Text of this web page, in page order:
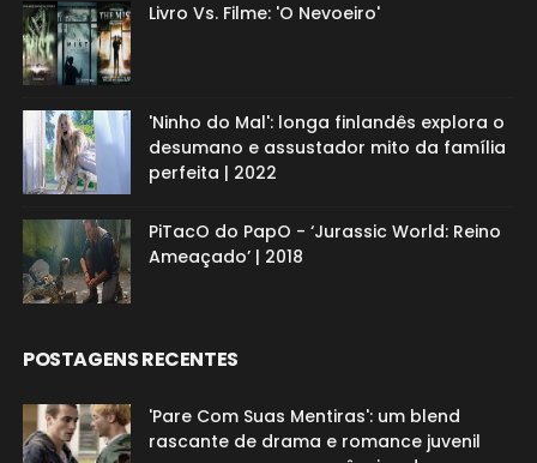
Livro Vs. Filme: 'O Nevoeiro'
'Ninho do Mal': longa finlandês explora o
desumano e assustador mito da família
perfeita | 2022
PiTacO do PapO - ‘Jurassic World: Reino
Ameaçado’ | 2018
POSTAGENS RECENTES
'Pare Com Suas Mentiras': um blend
rascante de drama e romance juvenil